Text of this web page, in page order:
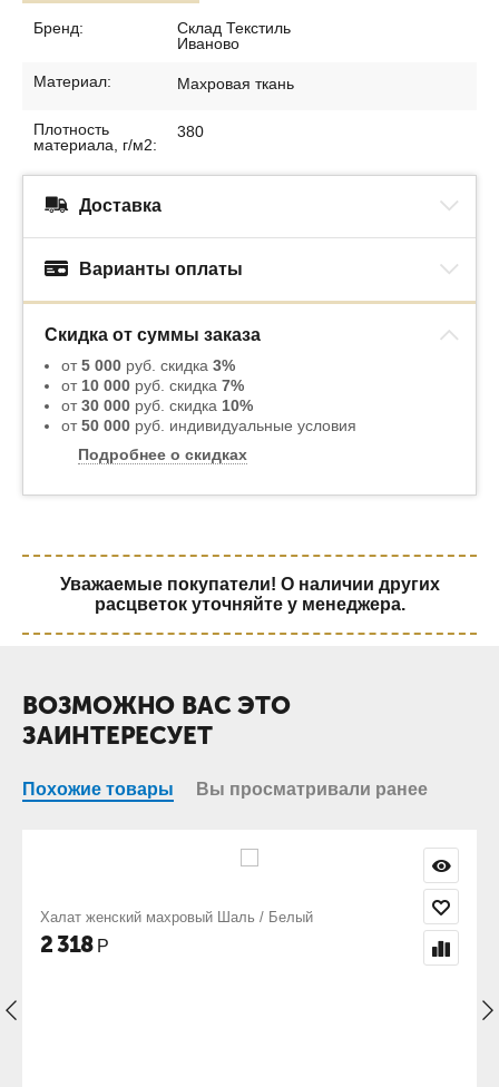
Бренд:
Склад Текстиль
Иваново
Материал: Махровая ткань
Плотность
материала, г/м2:
380
Доставка
Варианты оплаты
Скидка от суммы заказа
от5 000 руб. скидка 3%
от 10 000 руб. скидка 7%
от30 000 руб. скидка 10%
от50 000 руб. индивидуальные условия
Подробнее о скидках
Уважаемые покупатели! О наличии других
расцветок уточняйте у менеджера.
ВОЗМОЖНО ВАС ЭТО
ЗАИНТЕРЕСУЕТ
Похожие товары Вы просматривали ранее
Белый Мужской махровый набор для сауны